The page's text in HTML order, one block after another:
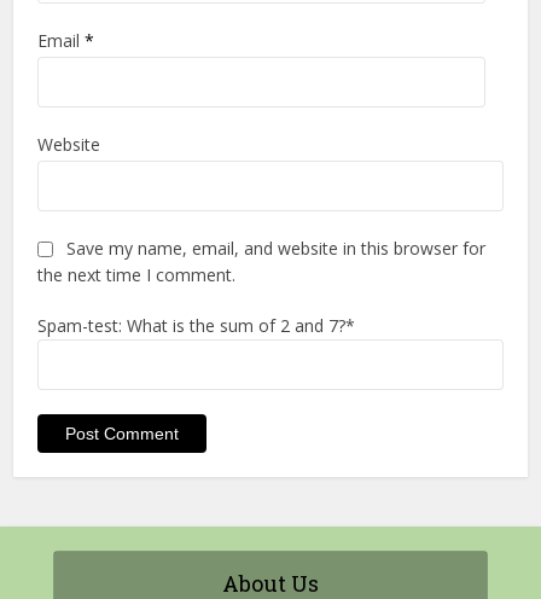
Email*
Website
Save my name, email, and website in this browser for
the next time I comment.
Spam-test: What is the sum of 2 and 7?*
About Us